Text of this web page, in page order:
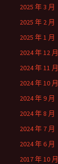
2025 年 3 月
2025 年 2 月
2025 年 1 月
2024 年 12 月
2024 年 11 月
2024 年 10 月
2024 年 9 月
2024 年 8 月
2024 年 7 月
2024 年 6 月
2017 年 10 月